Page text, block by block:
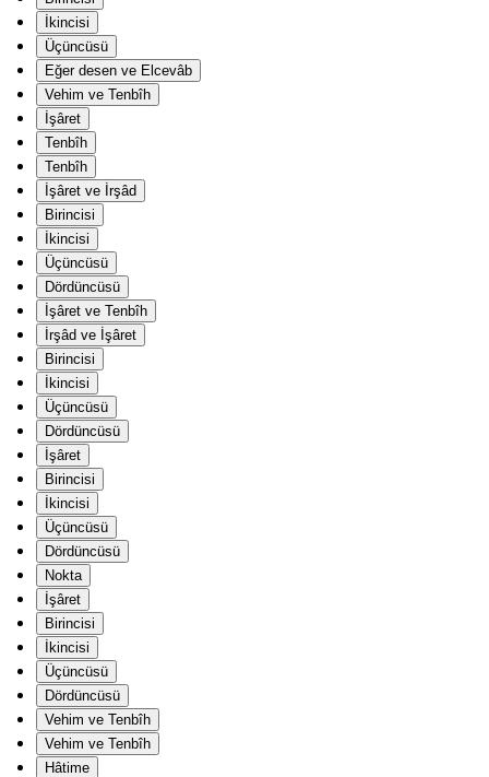
İkincisi
Üçüncüsü
Eğer desen ve Elcevâb
Vehim ve Tenbîh
İşâret
Tenbîh
Tenbîh
İşâret ve İrşâd
Birincisi
İkincisi
Üçüncüsü
Dördüncüsü
İşâret ve Tenbîh
İrşâd ve İşâret
Birincisi
İkincisi
Üçüncüsü
Dördüncüsü
İşâret
Birincisi
İkincisi
Üçüncüsü
Dördüncüsü
Nokta
İşâret
Birincisi
İkincisi
Üçüncüsü
Dördüncüsü
Vehim ve Tenbîh
Vehim ve Tenbîh
Hâtime